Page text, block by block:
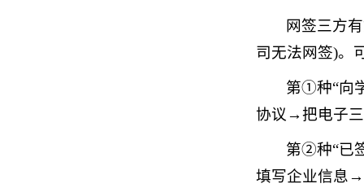
网签三方
司无法网签)。
第①种“向
协议→把电子
第②种“已
填写企业信息